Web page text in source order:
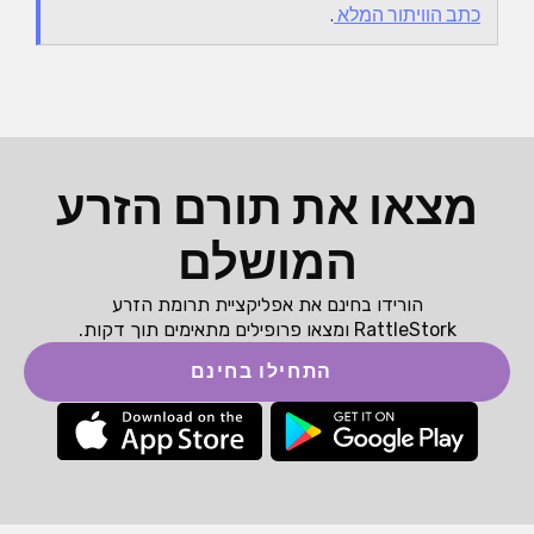
כתב הוויתור המלא.
מצאו את תורם הזרע
המושלם
הורידו בחינם את אפליקציית תרומת הזרע
RattleStork ומצאו פרופילים מתאימים תוך דקות.
התחילו בחינם